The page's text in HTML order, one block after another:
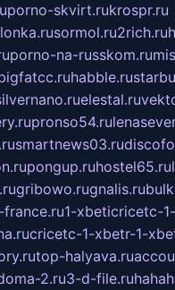
porno-skvirt.rukrospr.ru
sormol.ru2rich.ru
porno-na-russkom.ru
habble.ru
elestal.ru
pronso54.ru
smartnews03.ru
pongup.ruhostel65.ru
gribowo.rugnalis.ru
1-xbeticricetc-
cricetc-1-xbetr-1-
top-halyava.ru
2.ru3-d-file.ru